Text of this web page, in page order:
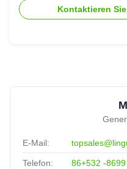
Kontaktieren
E-Mail:
Telefon: 86+532 -